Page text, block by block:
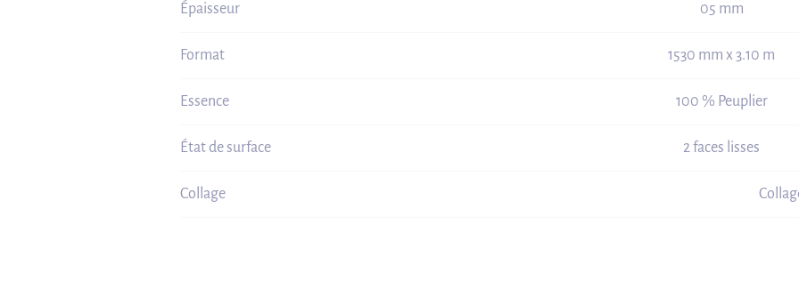
Épaisseur 05 mm
Format 1530 mm x 3.10 m
Essence 100 % Peuplier
État de surface 2 faces lisses
Collage